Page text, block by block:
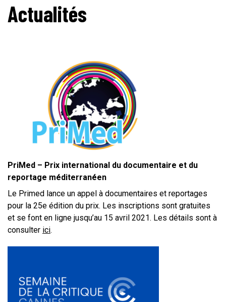
Actualités
PriMed – Prix international du documentaire et du
reportage méditerranéen
Le Primed lance un appel à documentaires et reportages
pour la 25e édition du prix. Les inscriptions sont gratuites
et se font en ligne jusqu’au 15 avril 2021. Les détails sont à
consulter ici.